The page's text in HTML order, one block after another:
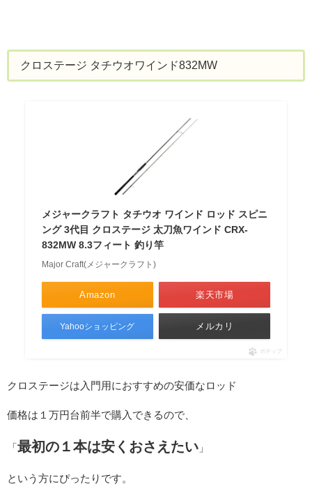
クロステージ タチウオワインド832MW
メジャークラフト タチウオ ワインド ロッド スピニ
ング 3代目 クロステージ 太刀魚ワインド CRX-
832MW 8.3フィート 釣り竿
Major Craft(メジャークラフト)
Amazon 楽天市場
Yahooショッピング メルカリ
ポチップ
クロステージは入門用におすすめの安価なロッド
価格は１万円台前半で購入できるので、
「最初の１本は安くおさえたい 」
という方にぴったりです。